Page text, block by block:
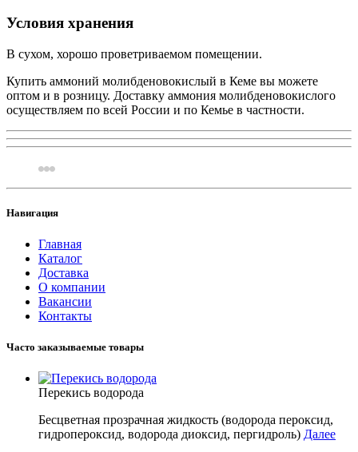
Условия хранения
В сухом, хорошо проветриваемом помещении.
Купить аммоний молибденовокислый в Кеме вы можете
оптом и в розницу. Доставку аммония молибденовокислого
осуществляем по всей России и по Кемье в частности.
Навигация
Главная
Каталог
Доставка
О компании
Вакансии
Контакты
Часто заказываемые товары
Перекись водорода
Бесцветная прозрачная жидкость (водорода пероксид,
гидропероксид, водорода диоксид, пергидроль) Далее